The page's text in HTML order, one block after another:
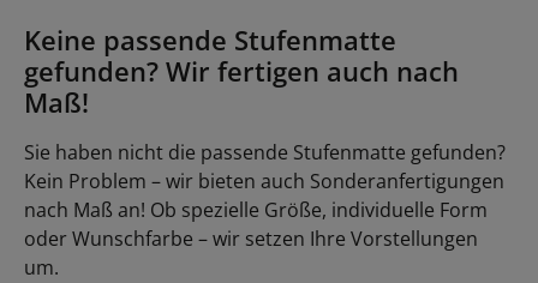
Keine passende Stufenmatte
gefunden? Wir fertigen auch nach
Maß!
Sie haben nicht die passende Stufenmatte gefunden?
Kein Problem – wir bieten auch Sonderanfertigungen
nach Maß an! Ob spezielle Größe, individuelle Form
oder Wunschfarbe – wir setzen Ihre Vorstellungen
um.